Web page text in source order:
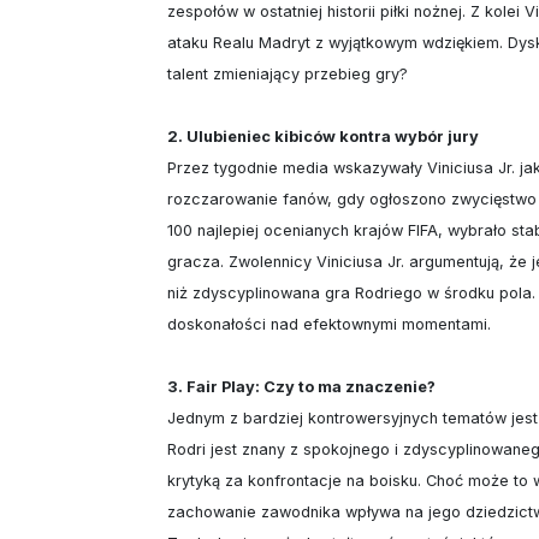
zespołów w ostatniej historii piłki nożnej. Z kolei
ataku Realu Madryt z wyjątkowym wdziękiem.
talent zmieniający przebieg gry?
2. Ulubieniec kibiców kontra wybór jury
Przez tygodnie media wskazywały Viniciusa Jr.
rozczarowanie fanów, gdy ogłoszono
100 najlepiej ocenianych krajów FIFA, wybrało
gracza. Zwolennicy Viniciusa Jr. argumentują,
niż zdyscyplinowana gra Rodriego w środku
doskonałości nad efektownymi momentami.
3. Fair Play: Czy to ma znaczenie?
Jednym z bardziej kontrowersyjnych tematów
Rodri jest znany z spokojnego i
krytyką za konfrontacje na boisku. Choć może
zachowanie zawodnika wpływa na jego